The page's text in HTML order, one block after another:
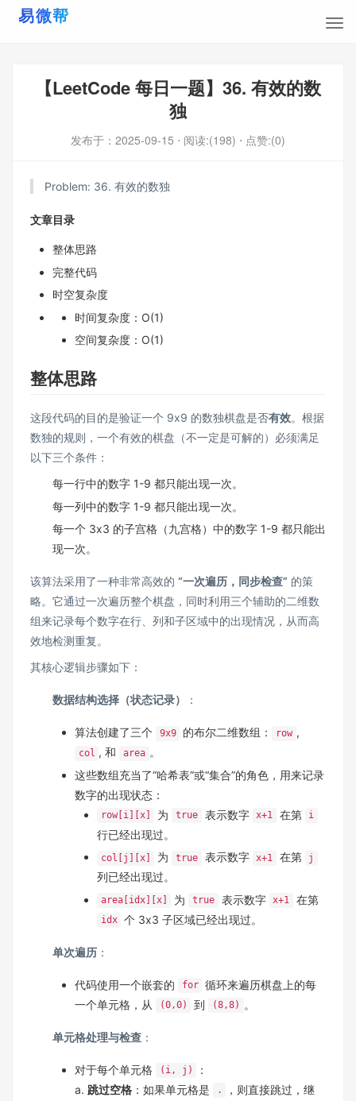
【LeetCode 每日一题】36. 有效的数
独
发布于： 2025-09-15 ⋅ 阅读:(198) ⋅ 点赞:(0)
Problem: 36. 有效的数独
文章目录
整体思路
完整代码
时空复杂度
时间复杂度：O(1)
空间复杂度：O(1)
整体思路
这段代码的目的是验证一个 9x9 的数独棋盘是否有效。根据
数独的规则，一个有效的棋盘（不一定是可解的）必须满足
以下三个条件：
每一行中的数字 1-9 都只能出现一次。
每一列中的数字 1-9 都只能出现一次。
每一个 3x3 的子宫格（九宫格）中的数字 1-9 都只能出
现一次。
该算法采用了一种非常高效的 “一次遍历，同步检查” 的策
略。它通过一次遍历整个棋盘，同时利用三个辅助的二维数
组来记录每个数字在行、列和子区域中的出现情况，从而高
效地检测重复。
其核心逻辑步骤如下：
数据结构选择（状态记录） ：
算法创建了三个 9x9 的布尔二维数组： row ,
col , 和 area 。
这些数组充当了“哈希表”或“集合”的角色，用来记录
数字的出现状态：
row[i][x] 为 true 表示数字 x+1 在第 i
行已经出现过。
col[j][x] 为 true 表示数字 x+1 在第 j
列已经出现过。
area[idx][x] 为 true 表示数字 x+1 在第
idx 个 3x3 子区域已经出现过。
单次遍历 ：
代码使用一个嵌套的 for 循环来遍历棋盘上的每
一个单元格，从
(0,0) 到 (8,8) 。
单元格处理与检查 ：
对于每个单元格 (i, j)
：
a. 跳过空格 ：如果单元格是 .
，则直接跳过，继